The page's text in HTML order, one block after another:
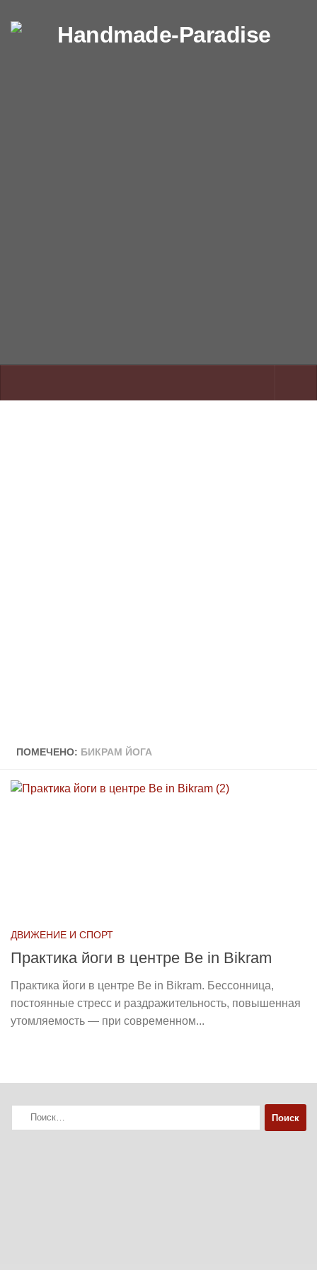
Перейти к содержимому
ПОМЕЧЕНО: БИКРАМ ЙОГА
ДВИЖЕНИЕ И СПОРТ
Практика йоги в центре Be in Bikram
Практика йоги в центре Be in Bikram. Бессонница,
постоянные стресс и раздражительность, повышенная
утомляемость — при современном...
Найти: